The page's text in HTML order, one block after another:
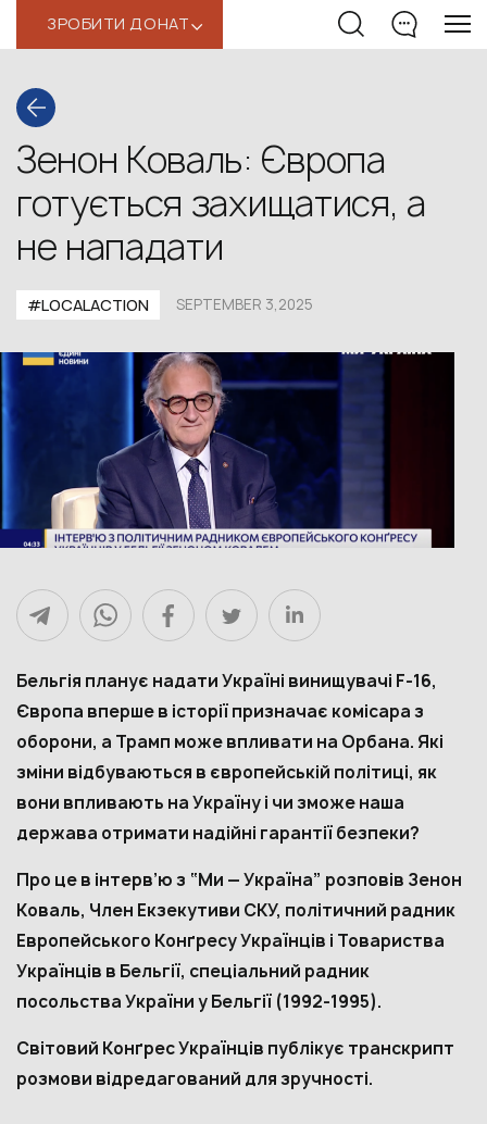
ЗРОБИТИ ДОНАТ‹
Зенон Коваль: Європа
готується захищатися, а
не нападати
#LOCALACTION SEPTEMBER 3,2025
Бельгія планує надати Україні винищувачі F-16,
Європа вперше в історії призначає комісара з
оборони, а Трамп може впливати на Орбана. Які
зміни відбуваються в європейській політиці, як
вони впливають на Україну і чи зможе наша
держава отримати надійні гарантії безпеки?
Про це в інтерв’ю з “Ми — Україна” розповів Зенон
Коваль, Член Екзекутиви СКУ, політичний радник
Европейського Конґресу Українців і Товариства
Українців в Бельгії, спеціальний радник
посольства України у Бельгії (1992-1995).
Світовий Конґрес Українців публікує транскрипт
розмови відредагований для зручності.